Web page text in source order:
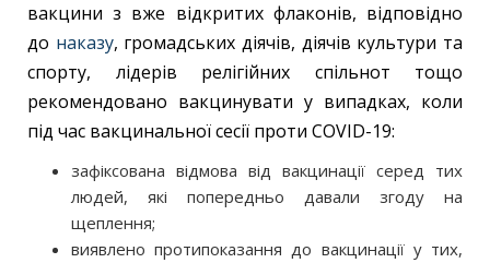
вакцини з вже відкритих флаконів, відповідно
до наказу, громадських діячів, діячів культури та
спорту, лідерів релігійних спільнот тощо
рекомендовано вакцинувати у випадках, коли
під час вакцинальної сесії проти COVID-19:
зафіксована відмова від вакцинації серед тих
людей, які попередньо давали згоду на
щеплення;
виявлено протипоказання до вакцинації у тих,